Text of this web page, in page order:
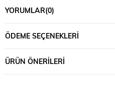
YORUMLAR(0)
ÖDEME SEÇENEKLERI
ÜRÜN ÖNERILERI